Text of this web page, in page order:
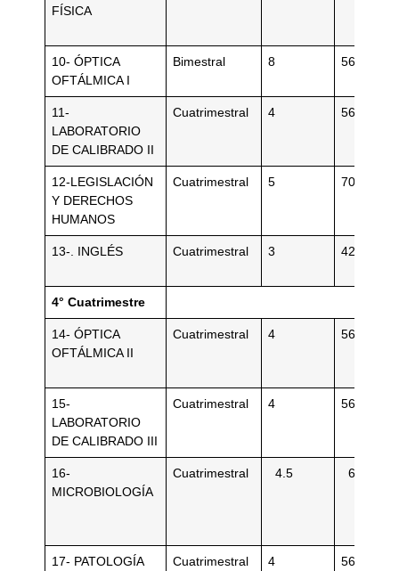
FÍSICA
10- ÓPTICA
OFTÁLMICA I
Bimestral 8 56
11-
LABORATORIO
DE CALIBRADO II
Cuatrimestral 4 56
12-LEGISLACIÓN
Y DERECHOS
HUMANOS
Cuatrimestral 5 70
13-. INGLÉS Cuatrimestral 3 42
4° Cuatrimestre
14- ÓPTICA
OFTÁLMICA II
Cuatrimestral 4 56
15-
LABORATORIO
DE CALIBRADO III
Cuatrimestral 4 56
16-
MICROBIOLOGÍA
Cuatrimestral 4.5 63
17- PATOLOGÍA
Cuatrimestral 4 56